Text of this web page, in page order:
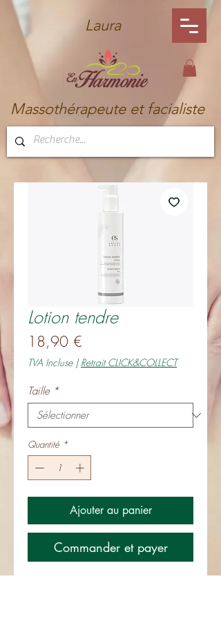
Laura
Massothérapeute et facialiste
Lotion tendre
18,90 €
TVA Incluse|Retrait CLICK&COLLECT
Taille *
Quantité *
Ajouter au panier
Commander et payer